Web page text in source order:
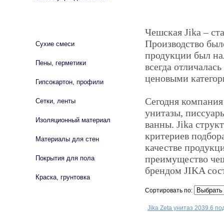
Чешская Jika –
Производство
продукции был
всегда
ценовыми
Сегодня
унитазы,
ванны. Jika
критериев
качестве
преимущество
брендом JIKA
Сортировать по:
Jika Zeta унитаз 2039.6
Сухие смеси
Пены, герметики
Гипсокартон, профили
Сетки, ленты
Изоляционный материал
Материалы для стен
Покрытия для пола
Краска, грунтовка